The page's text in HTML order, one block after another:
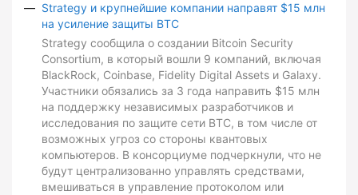
Strategy и крупнейшие компании направят $15 млн
на усиление защиты BTC
Strategy сообщила о создании Bitcoin Security
Consortium, в который вошли 9 компаний, включая
BlackRock, Coinbase, Fidelity Digital Assets и Galaxy.
Участники обязались за 3 года направить $15 млн
на поддержку независимых разработчиков и
исследования по защите сети BTC, в том числе от
возможных угроз со стороны квантовых
компьютеров. В консорциуме подчеркнули, что не
будут централизованно управлять средствами,
вмешиваться в управление протоколом или